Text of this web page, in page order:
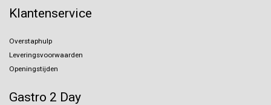
Klantenservice
Overstaphulp
Leveringsvoorwaarden
Openingstijden
Gastro 2 Day